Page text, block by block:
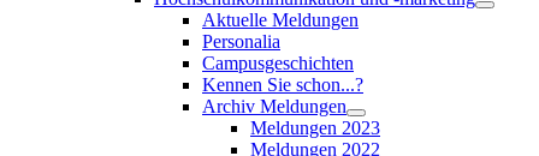
Aktuelle Meldungen
Personalia
Campusgeschichten
Kennen Sie schon...?
Archiv Meldungen
Meldungen 2023
Meldungen 2022